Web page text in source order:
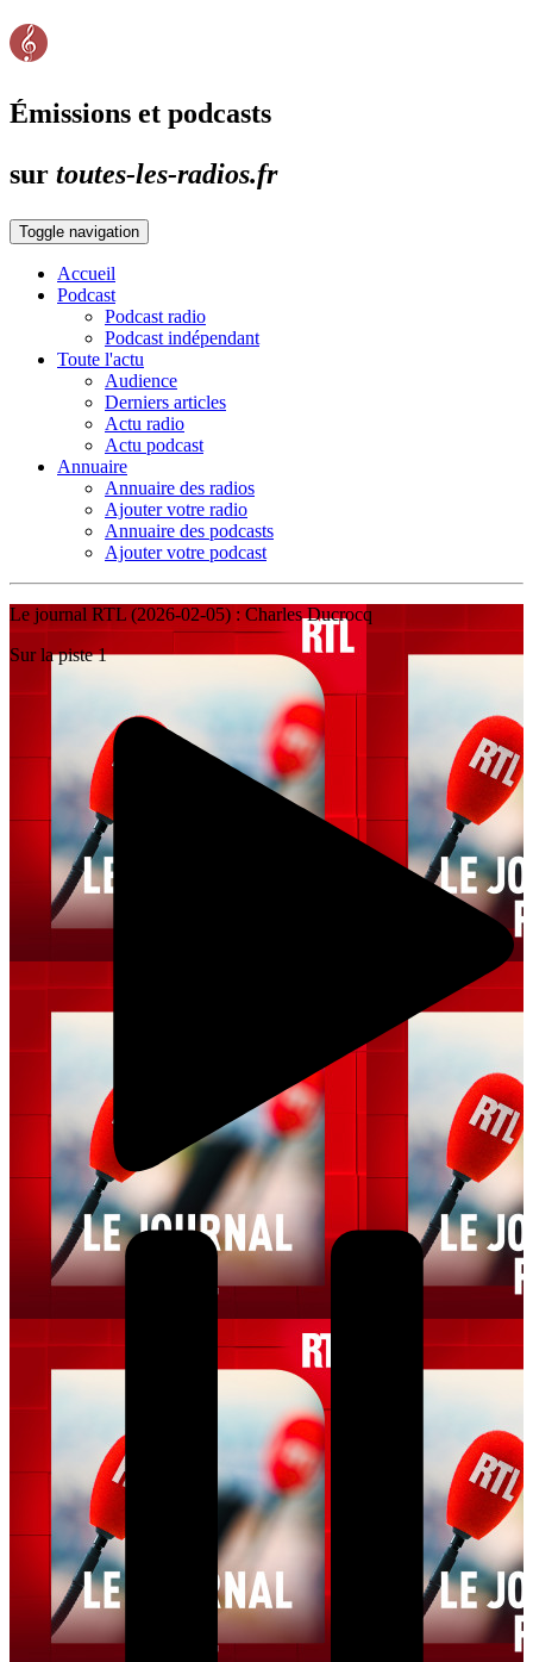
Émissions et podcasts
sur toutes-les-radios.fr
Toggle navigation
Accueil
Podcast
Podcast radio
Podcast indépendant
Toute l'actu
Audience
Derniers articles
Actu radio
Actu podcast
Annuaire
Annuaire des radios
Ajouter votre radio
Annuaire des podcasts
Ajouter votre podcast
Le journal RTL (2026-02-05) : Charles Ducrocq
Sur la piste 1